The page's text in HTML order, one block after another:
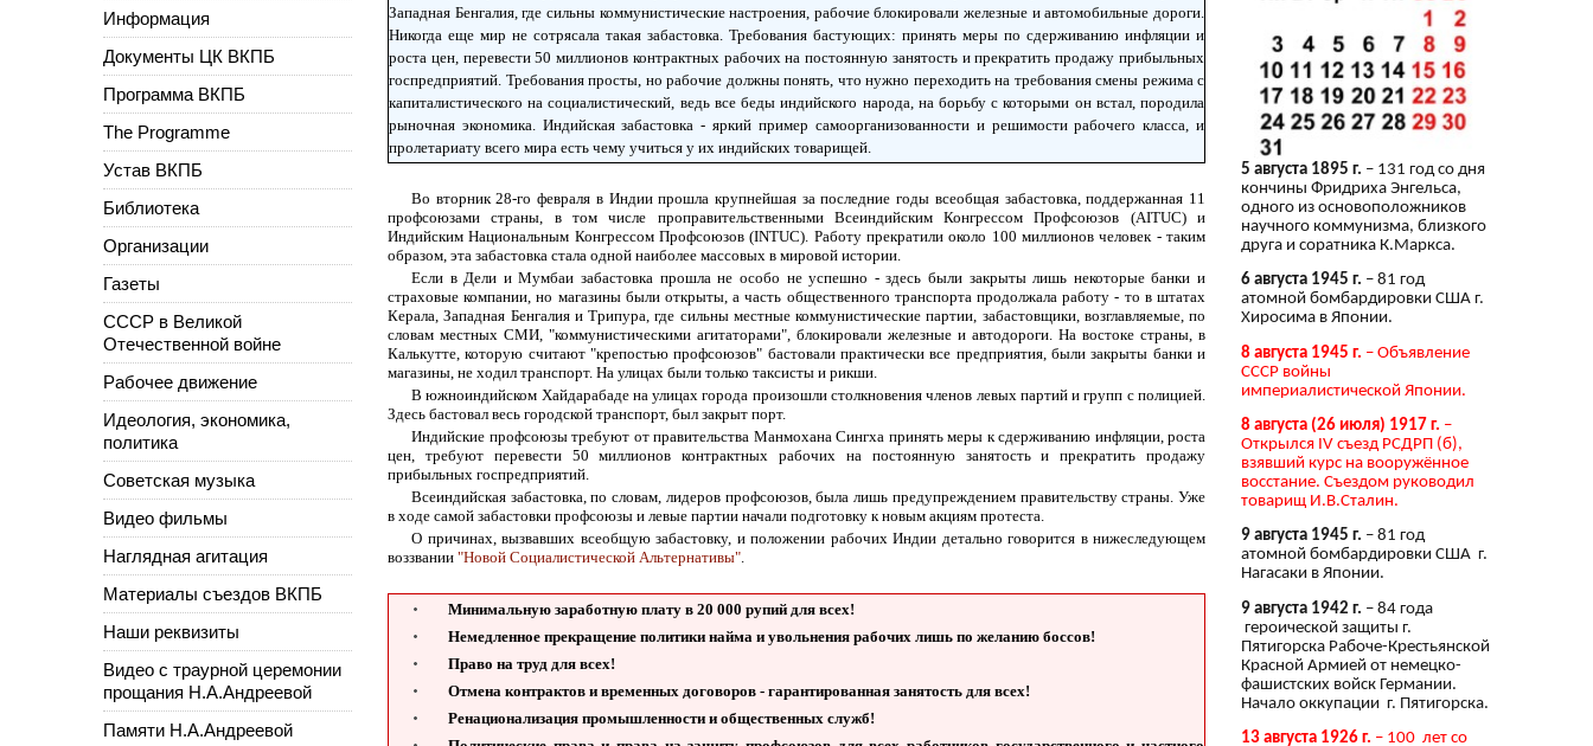
Западная Бенгалия, где сильны коммунистические настроения, рабочие блокировали железные и автомобильные дороги.
Никогда еще мир не сотрясала такая забастовка. Требования бастующих: принять меры по сдерживанию инфляции и
роста цен, перевести 50 миллионов контрактных рабочих на постоянную занятость и прекратить продажу прибыльных
госпредприятий. Требования просты, но рабочие должны понять, что нужно переходить на требования смены режима с
капиталистического на социалистический, ведь все беды индийского народа, на борьбу с которыми он встал, породила
рыночная экономика. Индийская забастовка - яркий пример самоорганизованности и решимости рабочего класса, и
пролетариату всего мира есть чему учиться у их индийских товарищей.
Во вторник 28-го февраля в Индии прошла крупнейшая за последние годы всеобщая забастовка, поддержанная 11
профсоюзами страны, в том числе проправительственными Всеиндийским Конгрессом Профсоюзов (AITUC) и
Индийским Национальным Конгрессом Профсоюзов (INTUC). Работу прекратили около 100 миллионов человек - таким
образом, эта забастовка стала одной наиболее массовых в мировой истории.
Если в Дели и Мумбаи забастовка прошла не особо не успешно - здесь были закрыты лишь некоторые банки и
страховые компании, но магазины были открыты, а часть общественного транспорта продолжала работу - то в штатах
Керала, Западная Бенгалия и Трипура, где сильны местные коммунистические партии, забастовщики, возглавляемые, по
словам местных СМИ, "коммунистическими агитаторами", блокировали железные и автодороги. На востоке страны, в
Калькутте, которую считают "крепостью профсоюзов" бастовали практически все предприятия, были закрыты банки и
магазины, не ходил транспорт. На улицах были только таксисты и рикши.
В южноиндийском Хайдарабаде на улицах города произошли столкновения членов левых партий и групп с полицией.
Здесь бастовал весь городской транспорт, был закрыт порт.
Индийские профсоюзы требуют от правительства Манмохана Сингха принять меры к сдерживанию инфляции, роста
цен, требуют перевести 50 миллионов контрактных рабочих на постоянную занятость и прекратить продажу
прибыльных госпредприятий.
Всеиндийская забастовка, по словам, лидеров профсоюзов, была лишь предупреждением правительству страны. Уже
в ходе самой забастовки профсоюзы и левые партии начали подготовку к новым акциям протеста.
О причинах, вызвавших всеобщую забастовку, и положении рабочих Индии детально говорится в нижеследующем
воззвании "Новой Социалистической Альтернативы"
Минимальную заработную плату в 20 000 рупий для всех!
Немедленное прекращение политики найма и увольнения рабочих лишь по желанию боссов!
Право на труд для всех!
Отмена контрактов и временных договоров - гарантированная занятость для всех!
Ренационализация промышленности и общественных служб!
Информация
Документы ЦК ВКПБ
Программа ВКПБ
The Programme
Устав ВКПБ
Библиотека
Организации
Газеты
СССР в Великой
Отечественной войне
Рабочее движение
Идеология, экономика,
политика
Советская музыка
Видео фильмы
Наглядная агитация
Материалы съездов ВКПБ
Наши реквизиты
Видео с траурной церемонии
прощания Н.А.Андреевой
Памяти Н.А.Андреевой
5 августа 1895 г. – 131 год со дня
кончины Фридриха Энгельса,
одного из основоположников
научного коммунизма, близкого
друга и соратника К.Маркса.
6 августа 1945 г. – 81 год
атомной бомбардировки США г.
Хиросима в Японии.
8 августа 1945 г. – Объявление
СССР войны
империалистической Японии.
8 августа (26 июля) 1917 г. –
Открылся IV съезд РСДРП (б),
взявший курс на вооружённое
восстание. Съездом руководил
товарищ И.В.Сталин.
9 августа 1945 г. – 81 год
атомной бомбардировки США г.
Нагасаки в Японии.
9 августа 1942 г. – 84 года
героической защиты г.
Пятигорска Рабоче-Крестьянской
Красной Армией от немецко-
фашистских войск Германии.
Начало оккупации г. Пятигорска.
13 августа 1926 г. – 100 лет со